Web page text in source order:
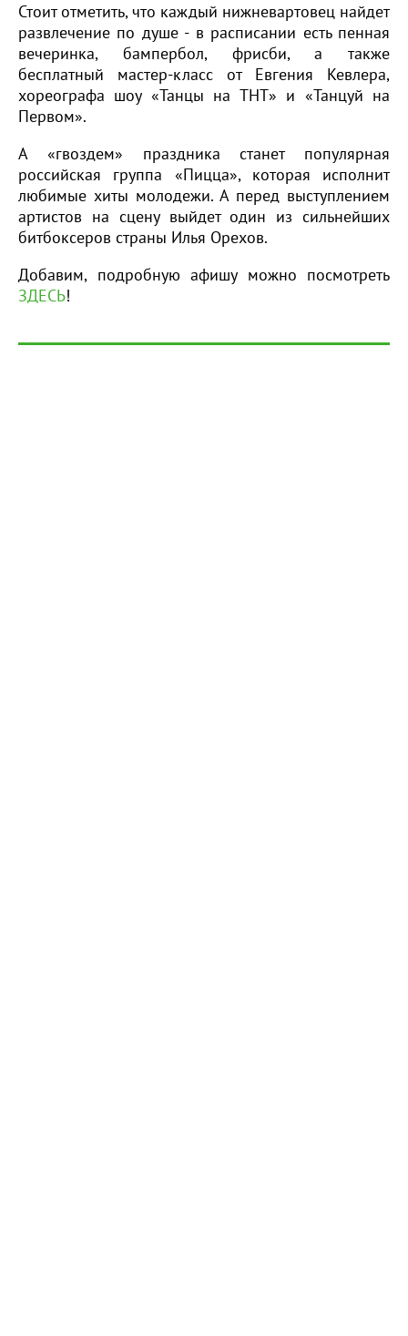
Стоит отметить, что каждый нижневартовец найдет
развлечение по душе - в расписании есть пенная
вечеринка, бампербол, фрисби, а также
бесплатный мастер-класс от Евгения Кевлера,
хореографа шоу «Танцы на ТНТ» и «Танцуй на
Первом».
А «гвоздем» праздника станет популярная
российская группа «Пицца», которая исполнит
любимые хиты молодежи. А перед выступлением
артистов на сцену выйдет один из сильнейших
битбоксеров страны Илья Орехов.
Добавим, подробную афишу можно посмотреть
ЗДЕСЬ!